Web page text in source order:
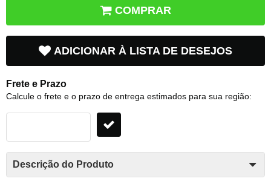
COMPRAR
ADICIONAR À LISTA DE DESEJOS
Frete e Prazo
Calcule o frete e o prazo de entrega estimados para sua região:
Descrição do Produto